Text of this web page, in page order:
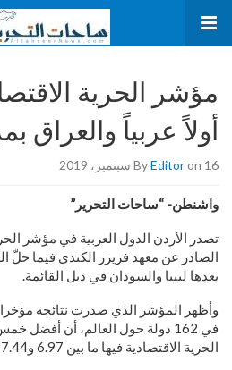
مؤشر الحرية
أولاً عربياً والعراق
ByEditoron 16 سبتمبر، 2019
واشنطن- “ساحات التحرير”
الصادر عن معهد فريزر الكندي فيما حلّ
بعدها ليبيا والسودان في ذيل القائمة.
وأظهر المؤشر الذي صدرت نتائجه مؤخرا
في 162 دولة حول العالم، أن
الحرية الاقتصادية فيها ما بين 6.97 و7.44 نقطة من تقييم من 10 نقاط.